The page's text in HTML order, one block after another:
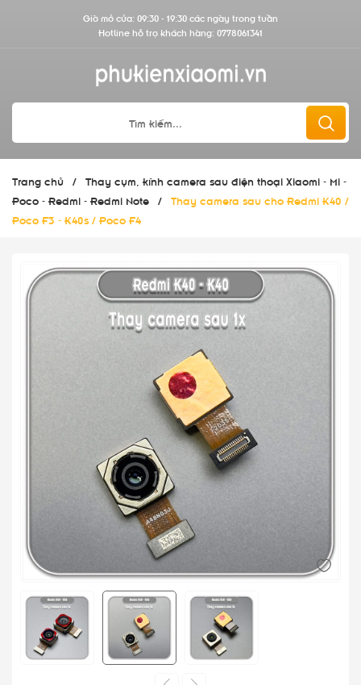
Giờ mở cửa: 09:30 - 19:30 các ngày trong tuần
Hotline hỗ trợ khách hàng: 0778061341
Trang chủ / Thay cụm, kính camera sau điện thoại Xiaomi - Mi -
Poco - Redmi - Redmi Note / Thay camera sau cho Redmi K40 /
Poco F3 - K40s / Poco F4